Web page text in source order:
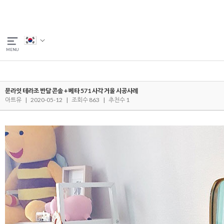
문라잇 테라조 반달 콘솔 + 베타 571 사각 거울 시공사례
아트유 | 2020-05-12 | 조회수 863 | 추천수 1